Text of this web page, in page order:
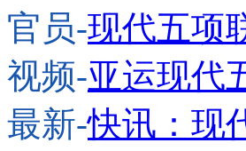
官员-现代五项
视频-亚运现代
最新-快讯：现